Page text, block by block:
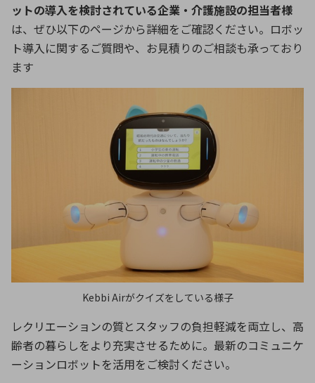
ットの導入を検討されている企業・介護施設の担当者様
は、ぜひ以下のページから詳細をご確認ください。ロボッ
ト導入に関するご質問や、お見積りのご相談も承っており
ます
Kebbi Airがクイズをしている様子
レクリエーションの質とスタッフの負担軽減を両立し、高
齢者の暮らしをより充実させるために。最新のコミュニケ
ーションロボットを活用をご検討ください。